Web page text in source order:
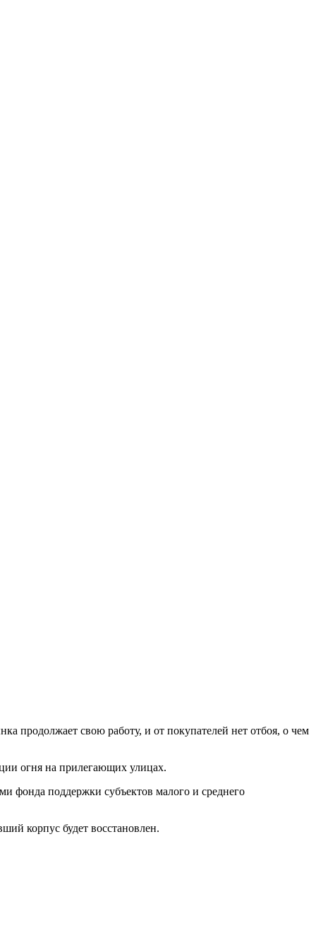
продолжает свою работу, и от покупателей нет отбоя, о чем
огня на прилегающих улицах.
фонда поддержки субъектов малого и среднего
корпус будет восстановлен.